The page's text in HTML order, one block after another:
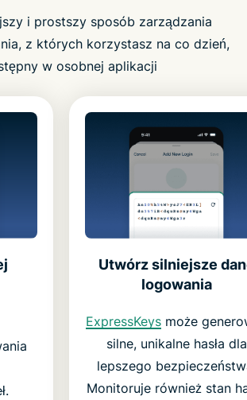
i prostszy sposób zarządzania
z których korzystasz na co dzień,
w osobnej aplikacji
Utwórz silniejsze
logowania
ExpressKeysmoże
silne, unikalne hasła dla
lepszego
Monitoruje również stan